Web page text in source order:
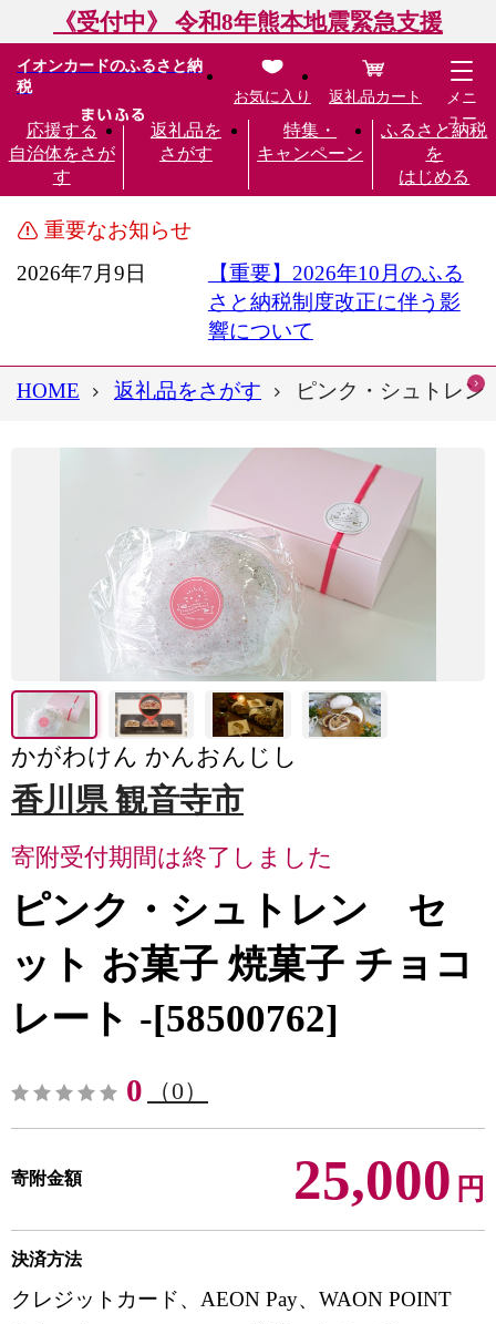
《受付中》 令和8年熊本地震緊急支援
イオンカードのふるさと納
税
応援する
自治体をさが
す
返礼品を
さがす
特集・
キャンペーン
ふるさと納税
を
はじめる
お気に入り 返礼品カート
メニ
ュー
重要なお知らせ
2026年7月9日
【重要】2026年10月のふる
さと納税制度改正に伴う影
響について
HOME 返礼品をさがす ピンク・シュトレ
かがわけん かんおんじし
香川県 観音寺市
寄附受付期間は終了しました
ピンク・シュトレン セ
ット お菓子 焼菓子 チョコ
レート -[58500762]
0 （0）
寄附金額 25,000 円
決済方法
クレジットカード、AEON Pay、WAON POINT